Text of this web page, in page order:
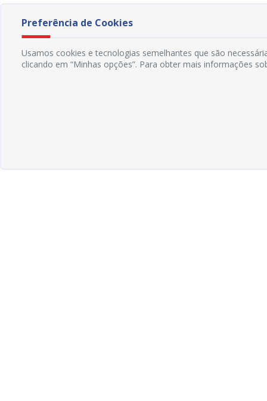
Preferência de Cookies
Usamos cookies e tecnologias semelhantes que são
clicando em “Minhas opções”. Para obter mais informações